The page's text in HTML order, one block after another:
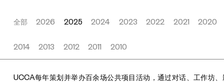
全部 2026 2025 2024 2023 2022 2021 2020
2014 2013 2012 2011 2010
UCCA每年策划并举办百余场公共项目活动，通过对话、工作坊、